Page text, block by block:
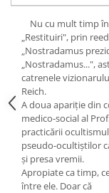
Cristale
Supă de pui
Yoga
Oracol
Spiritualitate şi
Fără categorie
Cunoaștere
Nu cu mult timp în
„Restituiri", prin
„Nostradamus
„Nostradamus...",
catrenele
Reich.
A doua apariţie din
medico-social al
practicării
pseudo-ocultiştilor
şi presa vremii.
Apropiate ca timp,
între ele. Doar că